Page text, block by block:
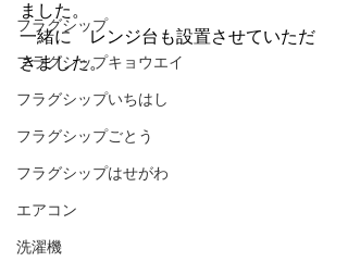
フラグシップ
フラグシップキョウエイ
フラグシップいちはし
フラグシップごとう
フラグシップはせがわ
エアコン
洗濯機
ました。
一緒に　レンジ台も設置させていただ
きました。